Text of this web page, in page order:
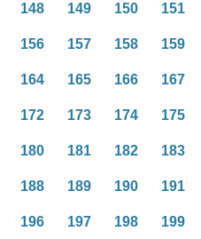
148 149 150 151
156 157 158 159
164 165 166 167
172 173 174 175
180 181 182 183
188 189 190 191
196 197 198 199